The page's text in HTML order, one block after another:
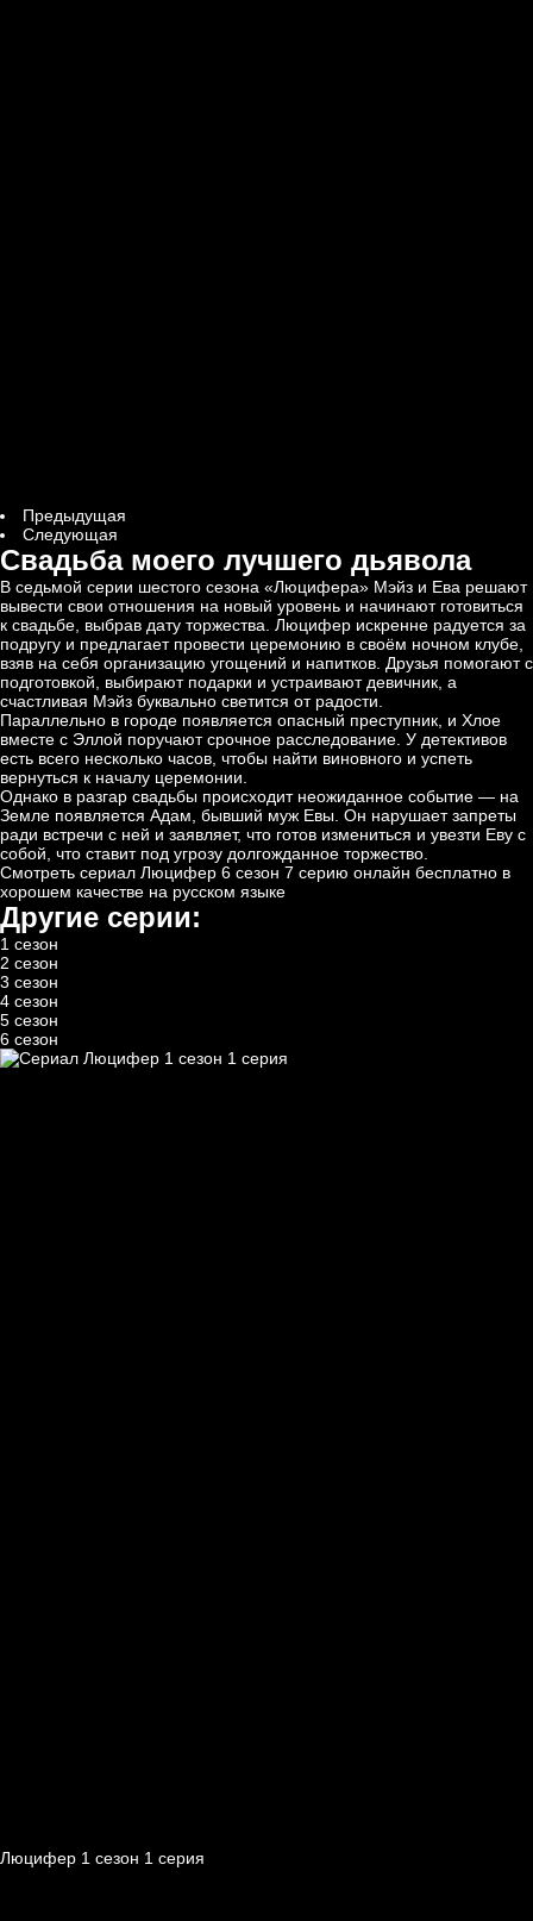
Предыдущая
Следующая
Свадьба моего лучшего дьявола
В седьмой серии шестого сезона «Люцифера» Мэйз и Ева решают
вывести свои отношения на новый уровень и начинают готовиться
к свадьбе, выбрав дату торжества. Люцифер искренне радуется за
подругу и предлагает провести церемонию в своём ночном клубе,
взяв на себя организацию угощений и напитков. Друзья помогают с
подготовкой, выбирают подарки и устраивают девичник, а
счастливая Мэйз буквально светится от радости.
Параллельно в городе появляется опасный преступник, и Хлое
вместе с Эллой поручают срочное расследование. У детективов
есть всего несколько часов, чтобы найти виновного и успеть
вернуться к началу церемонии.
Однако в разгар свадьбы происходит неожиданное событие — на
Земле появляется Адам, бывший муж Евы. Он нарушает запреты
ради встречи с ней и заявляет, что готов измениться и увезти Еву с
собой, что ставит под угрозу долгожданное торжество.
Смотреть сериал Люцифер 6 сезон 7 серию онлайн бесплатно в
хорошем качестве на русском языке
Другие серии:
1 сезон
2 сезон
3 сезон
4 сезон
5 сезон
6 сезон
Люцифер 1 cезон 1 cерия